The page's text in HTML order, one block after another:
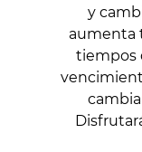
y
aumenta
tiempos